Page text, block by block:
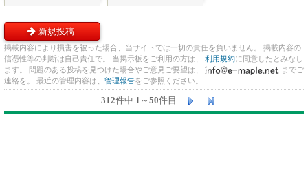
掲載内容により損害を被った場合、当サイトでは一切の責任を負いません。 掲載内容の
信憑性等の判断は自己責任で。 当掲示板をご利用の方は、 利用規約に同意したとみなし
ます。 問題のある投稿を見つけた場合やご意見ご要望は、
までご
連絡を。 最近の管理内容は、 管理報告をご参照ください。
新規投稿
312件中 1 ～ 50件目